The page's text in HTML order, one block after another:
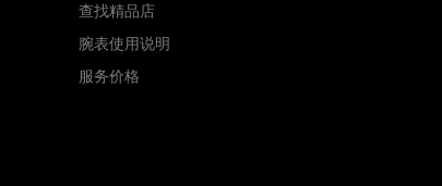
查找精品店
腕表使用说明
服务价格